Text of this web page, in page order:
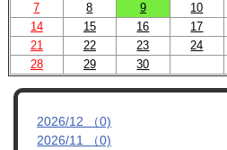
U-15
試合結果
7
8 9 10
14
15 16 17
21
22 23 24
28
29 30
2026/12 （0)
2026/11 （0)